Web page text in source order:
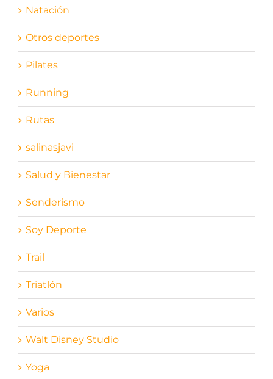
Natación
Otros deportes
Pilates
Running
Rutas
salinasjavi
Salud y Bienestar
Senderismo
Soy Deporte
Trail
Triatlón
Varios
Walt Disney Studio
Yoga